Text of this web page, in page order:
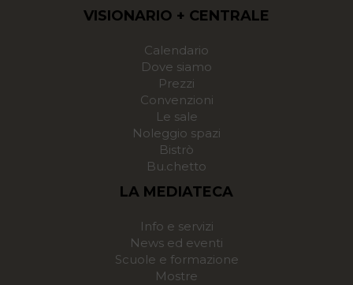
VISIONARIO + CENTRALE
Calendario
Dove siamo
Prezzi
Convenzioni
Le sale
Noleggio spazi
Bistrò
Bu.chetto
LA MEDIATECA
Info e servizi
News ed eventi
Scuole e formazione
Mostre